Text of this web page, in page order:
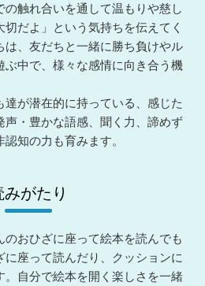
触れ合いを通して温もりや慈し
だよ」という気持ちを伝えてく
、友だちと一緒に勝ち負けやル
ぶ中で、様々な感情に向き合う機
が潜在的に持っている、感じた
声・豊かな語感、聞く力、諦めず
知の力も育みます。
みがたり
おひざに座って絵本を読んでも
に座って読んだり、クッションに
。自分で絵本を開く楽しさを一緒